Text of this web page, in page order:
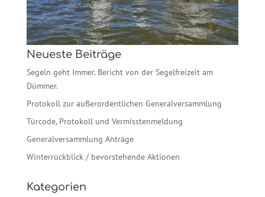
Neueste Beiträge
Segeln geht Immer. Bericht von der Segelfreizeit am
Dümmer.
Protokoll zur außerordentlichen Generalversammlung
Türcode, Protokoll und Vermisstenmeldung
Generalversammlung Anträge
Winterrückblick / bevorstehende Aktionen
Kategorien